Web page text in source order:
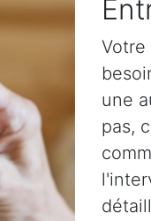
une
pas,